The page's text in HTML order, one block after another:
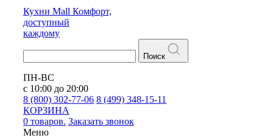
Кухни Mall Комфорт,
доступный
каждому
Поиск
ПН-ВС
с 10:00 до 20:00
8 (800) 302-77-06 8 (499) 348-15-11
КОРЗИНА
0 товаров. Заказать звонок
Меню